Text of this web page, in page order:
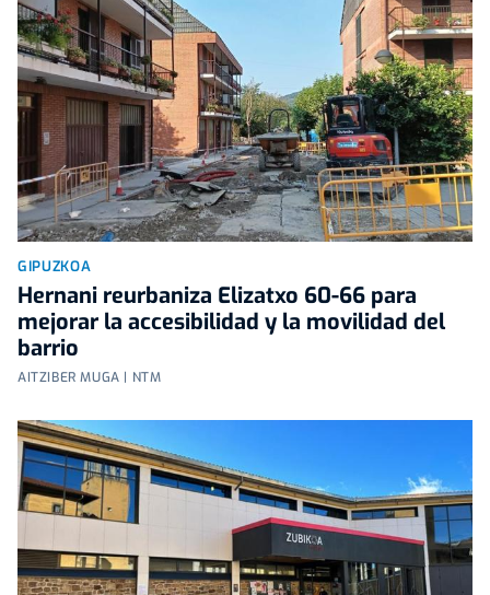
GIPUZKOA
Hernani reurbaniza Elizatxo 60-66 para
mejorar la accesibilidad y la movilidad del
barrio
AITZIBER MUGA | NTM